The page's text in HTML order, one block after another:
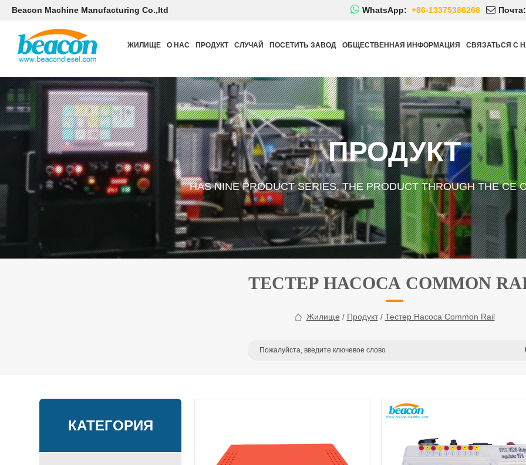
Beacon Machine Manufacturing Co.,ltd WhatsApp: +86-13375386268 Почта:
ЖИЛИЩЕ О НАС ПРОДУКТ СЛУЧАЙ ПОСЕТИТЬ ЗАВОД ОБЩЕСТВЕННАЯ ИНФОРМАЦИЯ СВЯЗАТЬСЯ С
ПРОДУКТ
HAS NINE PRODUCT SERIES, THE PRODUCT THROUGH THE CE
ТЕСТЕР НАСОСА COMMON
Жилище / Продукт/ Тестер Насоса Common Rail
КАТЕГОРИЯ